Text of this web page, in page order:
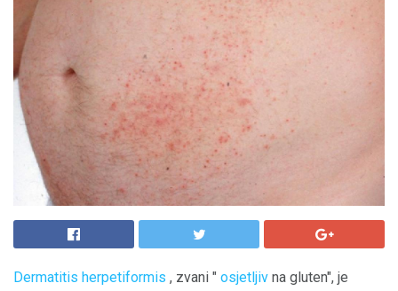
Dermatitis herpetiformis , zvani " osjetljiv na gluten", je